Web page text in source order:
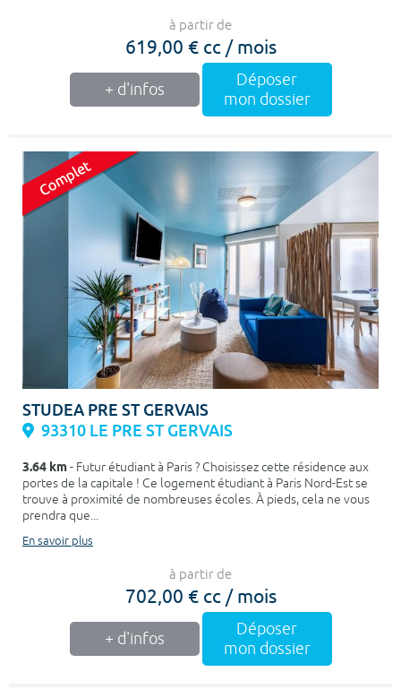
à partir de
619,00 € cc / mois
+ d'infos
Déposer
mon dossier
STUDEA PRE ST GERVAIS
93310 LE PRE ST GERVAIS
3.64 km- Futur étudiant à Paris ? Choisissez cette résidence aux
portes de la capitale ! Ce logement étudiant à Paris Nord-Est se
trouve à proximité de nombreuses écoles. À pieds, cela ne vous
prendra que...
En savoir plus
à partir de
702,00 € cc / mois
+ d'infos
Déposer
mon dossier